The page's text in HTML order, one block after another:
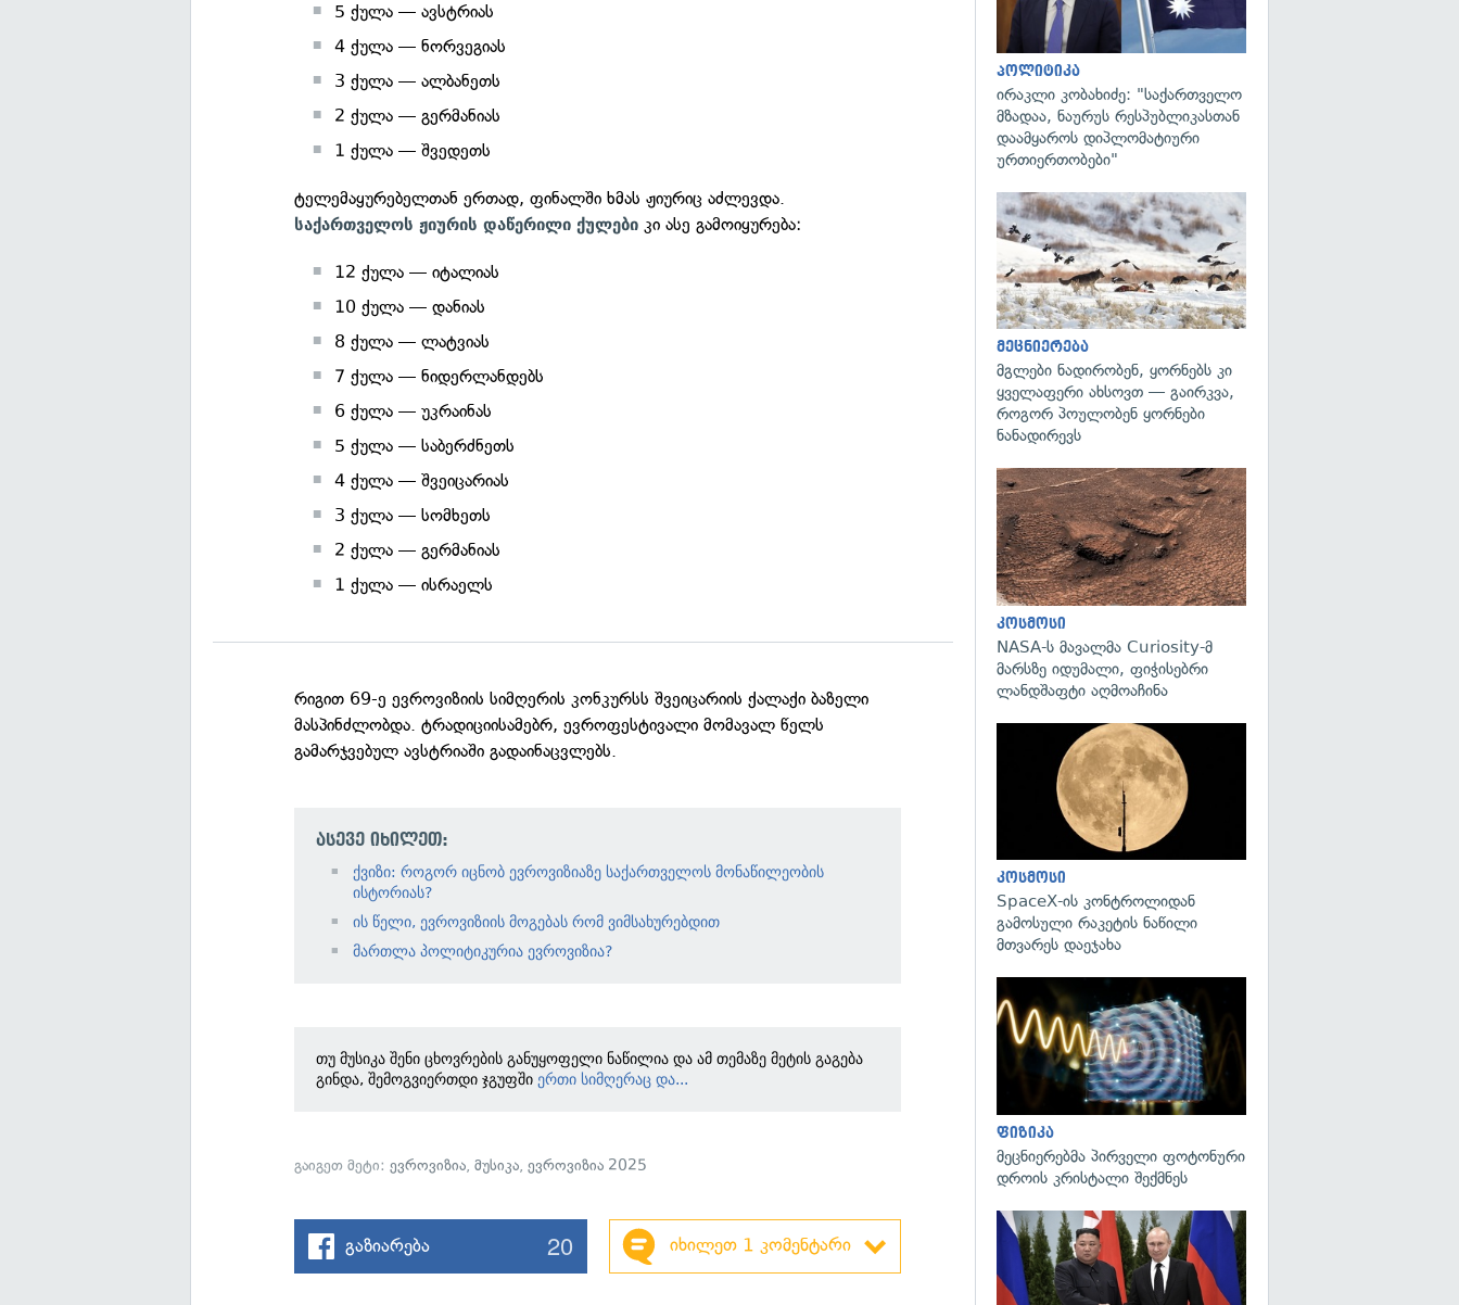
5 ქულა — ავსტრიას
4 ქულა — ნორვეგიას
3 ქულა — ალბანეთს
2 ქულა — გერმანიას
1 ქულა — შვედეთს
ტელემაყურებელთან ერთად, ფინალში ხმას ჟიურიც აძლევდა.
საქართველოს ჟიურის დაწერილი ქულები კი ასე გამოიყურება:
12 ქულა — იტალიას
10 ქულა — დანიას
8 ქულა — ლატვიას
7 ქულა — ნიდერლანდებს
6 ქულა — უკრაინას
5 ქულა — საბერძნეთს
4 ქულა — შვეიცარიას
3 ქულა — სომხეთს
2 ქულა — გერმანიას
1 ქულა — ისრაელს
რიგით 69-ე ევროვიზიის სიმღერის კონკურსს შვეიცარიის ქალაქი ბაზელი
მასპინძლობდა. ტრადიციისამებრ, ევროფესტივალი მომავალ წელს
გამარჯვებულ ავსტრიაში გადაინაცვლებს.
ასევე იხილეთ:
ქვიზი: როგორ იცნობ ევროვიზიაზე საქართველოს მონაწილეობის
ისტორიას?
ის წელი, ევროვიზიის მოგებას რომ ვიმსახურებდით
მართლა პოლიტიკურია ევროვიზია?
თუ მუსიკა შენი ცხოვრების განუყოფელი ნაწილია და ამ თემაზე მეტის გაგება
გინდა, შემოგვიერთდი ჯგუფში ერთი სიმღერაც და...
გაიგეთ მეტი:ევროვიზია,მუსიკა,ევროვიზია 2025
გაზიარება 20 იხილეთ 1 კომენტარი
პოლიტიკა
ირაკლი კობახიძე: "საქართველო
მზადაა, ნაურუს რესპუბლიკასთან
დაამყაროს დიპლომატიური
ურთიერთობები"
მეცნიერება
მგლები ნადირობენ, ყორნებს კი
ყველაფერი ახსოვთ — გაირკვა,
როგორ პოულობენ ყორნები
ნანადირევს
კოსმოსი
NASA-ს მავალმა Curiosity-მ
მარსზე იდუმალი, ფიჭისებრი
ლანდშაფტი აღმოაჩინა
კოსმოსი
SpaceX-ის კონტროლიდან
გამოსული რაკეტის ნაწილი
მთვარეს დაეჯახა
ფიზიკა
მეცნიერებმა პირველი ფოტონური
დროის კრისტალი შექმნეს